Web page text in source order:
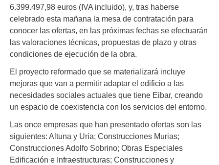
6.399.497,98 euros (IVA incluido), y, tras haberse
celebrado esta mañana la mesa de contratación para
conocer las ofertas, en las próximas fechas se efectuarán
las valoraciones técnicas, propuestas de plazo y otras
condiciones de ejecución de la obra.
El proyecto reformado que se materializará incluye
mejoras que van a permitir adaptar el edificio a las
necesidades sociales actuales que tiene Eibar, creando
un espacio de coexistencia con los servicios del entorno.
Las once empresas que han presentado ofertas son las
siguientes: Altuna y Uria; Construcciones Murias;
Construcciones Adolfo Sobrino; Obras Especiales
Edificación e Infraestructuras; Construcciones y